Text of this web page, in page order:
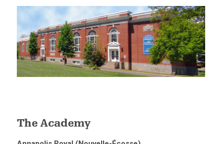
The Academy